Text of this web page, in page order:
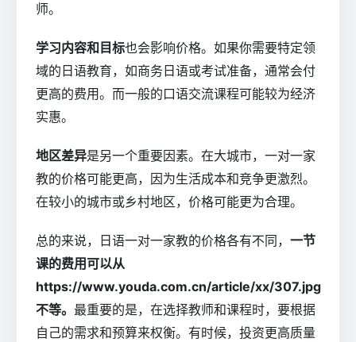
师。
学习内容和目标也会影响价格。如果你需要特定领
域的日语教育，如商务日语或考试准备，通常会付
更高的费用。而一般的口语交流课程可能较为经济
实惠。
地区差异是另一个重要因素。在大城市，一对一家
教的价格可能更高，因为生活成本和竞争更激烈。
在较小的城市或乡村地区，价格可能更为合理。
总的来说，日语一对一家教的价格各有不同， 一节
课的费用可以从
https://www.youda.com.cn/article/xx/307.jpg
不等。 最重要的是，在选择教师和课程时，要根据
自己的需求和预算来权衡。有时候，投资更高质量